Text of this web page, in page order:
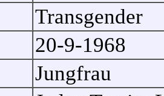
Transgender
20-9-1968
Jungfrau